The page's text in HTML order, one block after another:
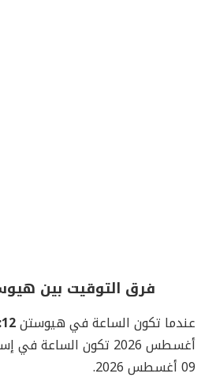
فرق التوقيت بين
عندما تكون الساعة في هيوستن
أغسطس 2026 تكون الساعة في إسطنبول
09 أغسطس 2026.